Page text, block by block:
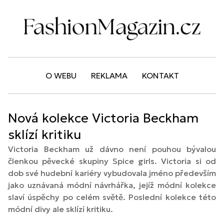
O WEBU REKLAMA KONTAKT
Nová kolekce Victoria Beckham
sklízí kritiku
Victoria Beckham už dávno není pouhou bývalou
členkou pěvecké skupiny Spice girls. Victoria si od
dob své hudební kariéry vybudovala jméno především
jako uznávaná módní návrhářka, jejíž módní kolekce
slaví úspěchy po celém světě. Poslední kolekce této
módní divy ale sklízí kritiku.